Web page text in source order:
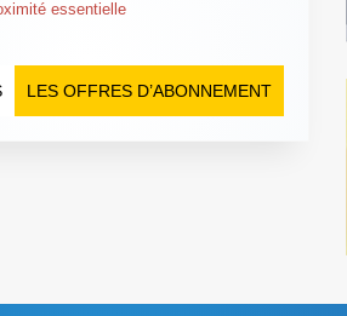
essentielle
LES OFFRES D’ABONNEMENT